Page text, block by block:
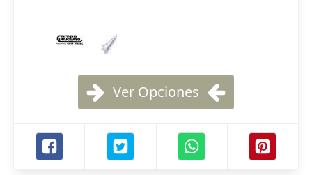
Ver Opciones